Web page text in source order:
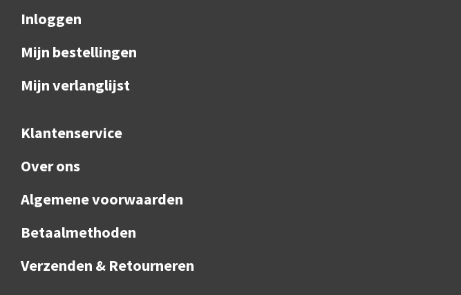
Inloggen
Mijn bestellingen
Mijn verlanglijst
Klantenservice
Over ons
Algemene voorwaarden
Betaalmethoden
Verzenden & Retourneren